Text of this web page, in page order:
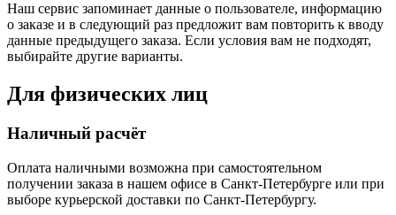
Наш сервис запоминает данные о пользователе, информацию
о заказе и в следующий раз предложит вам повторить к вводу
данные предыдущего заказа. Если условия вам не подходят,
выбирайте другие варианты.
Для физических лиц
Наличный расчёт
Оплата наличными возможна при самостоятельном
получении заказа в нашем офисе в Санкт-Петербурге или при
выборе курьерской доставки по Санкт-Петербургу.